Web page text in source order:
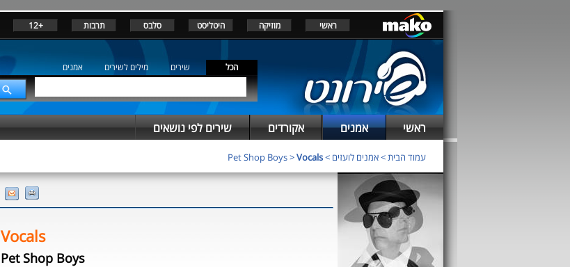
ראשי מוזיקה היטליסט סלבס תרבות +12
הכל שירים מילים לשירים אמנים
ראשי אמנים אקורדים שירים לפי נושאים
עמוד הבית>אמנים לועזים >
Pet Shop Boys>Vocals
Vocals
Pet Shop Boys